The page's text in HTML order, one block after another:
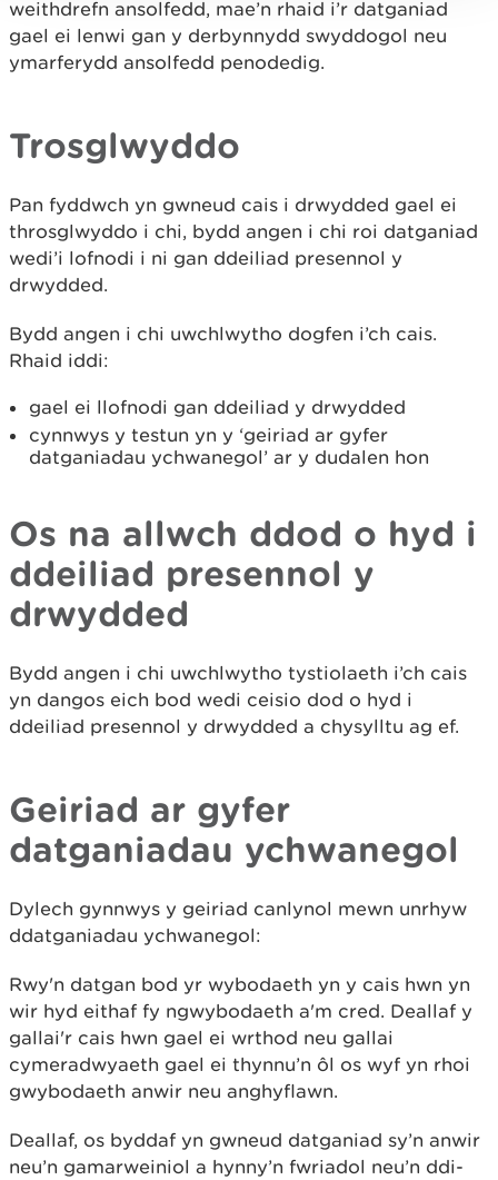
weithdrefn ansolfedd, mae’n rhaid i’r datganiad
gael ei lenwi gan y derbynnydd swyddogol neu
ymarferydd ansolfedd penodedig.
Trosglwyddo
Pan fyddwch yn gwneud cais i drwydded gael ei
throsglwyddo i chi, bydd angen i chi roi datganiad
wedi’i lofnodi i ni gan ddeiliad presennol y
drwydded.
Bydd angen i chi uwchlwytho dogfen i’ch cais.
Rhaid iddi:
gael ei llofnodi gan ddeiliad y drwydded
cynnwys y testun yn y ‘geiriad ar gyfer
datganiadau ychwanegol’ ar y dudalen hon
Os na allwch ddod o hyd i
ddeiliad presennol y
drwydded
Bydd angen i chi uwchlwytho tystiolaeth i’ch cais
yn dangos eich bod wedi ceisio dod o hyd i
ddeiliad presennol y drwydded a chysylltu ag ef.
Geiriad ar gyfer
datganiadau ychwanegol
Dylech gynnwys y geiriad canlynol mewn unrhyw
ddatganiadau ychwanegol:
Rwy'n datgan bod yr wybodaeth yn y cais hwn yn
wir hyd eithaf fy ngwybodaeth a'm cred. Deallaf y
gallai'r cais hwn gael ei wrthod neu gallai
cymeradwyaeth gael ei thynnu’n ôl os wyf yn rhoi
gwybodaeth anwir neu anghyflawn.
Deallaf, os byddaf yn gwneud datganiad sy’n anwir
neu’n gamarweiniol a hynny’n fwriadol neu’n ddi-